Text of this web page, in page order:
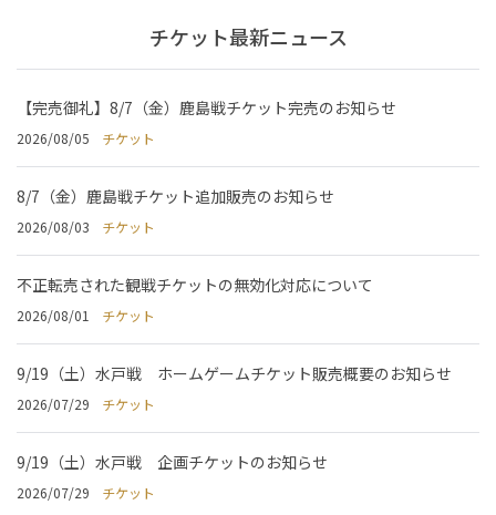
チケット最新ニュース
【完売御礼】8/7（金）鹿島戦チケット完売のお知らせ
2026/08/05 チケット
8/7（金）鹿島戦チケット追加販売のお知らせ
2026/08/03 チケット
不正転売された観戦チケットの無効化対応について
2026/08/01 チケット
9/19（土）水戸戦 ホームゲームチケット販売概要のお知らせ
2026/07/29 チケット
9/19（土）水戸戦 企画チケットのお知らせ
2026/07/29 チケット